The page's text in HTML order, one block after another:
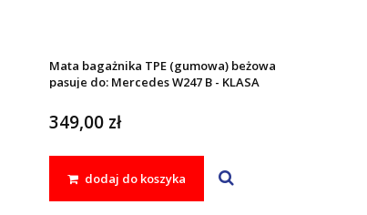
Mata bagażnika TPE (gumowa) beżowa
pasuje do: Mercedes W247 B - KLASA
349,00 zł
dodaj do koszyka